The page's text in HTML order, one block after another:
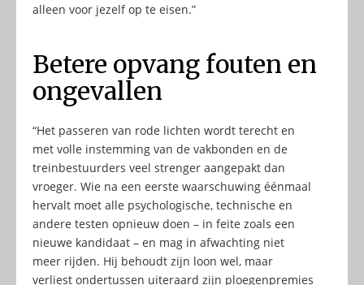
alleen voor jezelf op te eisen.”
Betere opvang fouten en
ongevallen
“Het passeren van rode lichten wordt terecht en
met volle instemming van de vakbonden en de
treinbestuurders veel strenger aangepakt dan
vroeger. Wie na een eerste waarschuwing éénmaal
hervalt moet alle psychologische, technische en
andere testen opnieuw doen – in feite zoals een
nieuwe kandidaat – en mag in afwachting niet
meer rijden. Hij behoudt zijn loon wel, maar
verliest ondertussen uiteraard zijn ploegenpremies